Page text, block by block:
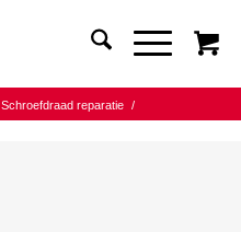
Schroefdraad reparatie
/